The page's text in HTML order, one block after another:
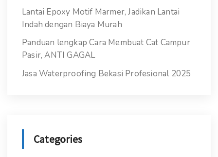
Lantai Epoxy Motif Marmer, Jadikan Lantai
Indah dengan Biaya Murah
Panduan lengkap Cara Membuat Cat Campur
Pasir, ANTI GAGAL
Jasa Waterproofing Bekasi Profesional 2025
Categories